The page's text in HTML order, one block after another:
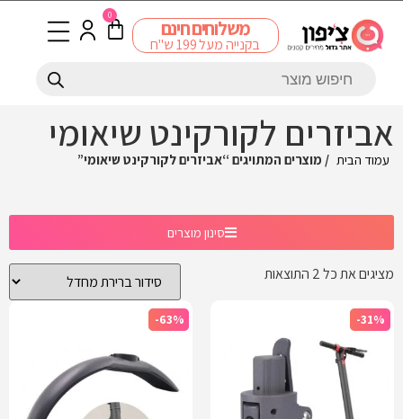
משלוחים חינם
בקנייה מעל 199 ש"ח
0
אביזרים לקורקינט שיאומי
עמוד הבית / מוצרים המתויגים “אביזרים לקורקינט שיאומי”
סינון מוצרים
מציגים את כל ⁦2⁩ התוצאות
-31%
-63%